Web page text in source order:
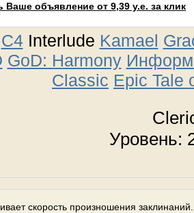
Ваше объявление от 9,39 у.е. за клик
C4Interlude Kamael
GoD: Harmony
Classic Epic Tale
Уровень:
скорость произношения